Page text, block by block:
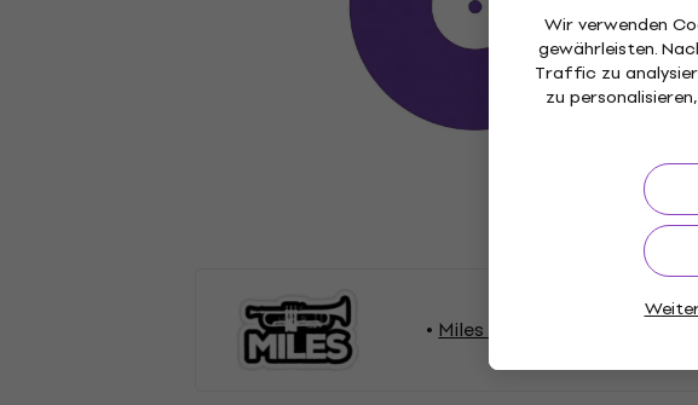
Wir verwenden
gewährleisten.
Traffic zu
zu
Miles Davis Vinyl Schallplatten